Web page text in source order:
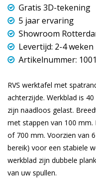
Gratis 3D-tekening
5 jaar ervaring
Showroom
Levertijd: 2-4 weken
Artikelnummer:
RVS werktafel met
achterzijde. Werkblad is
zijn naadloos gelast.
met stappen van 100 mm.
of 700 mm. Voorzien van
bereik) voor een stabiele
werkblad zijn dubbele
van uw spullen.